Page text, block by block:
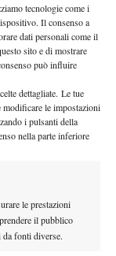
tecnologie come i
Il consenso a
dati personali come il
sito e di mostrare
può influire
dettagliate. Le tue
modificare le impostazioni
i pulsanti della
nella parte inferiore
le prestazioni
il pubblico
da fonti diverse.
nel team. In
anche al
collaborato fino a
.
forfait di